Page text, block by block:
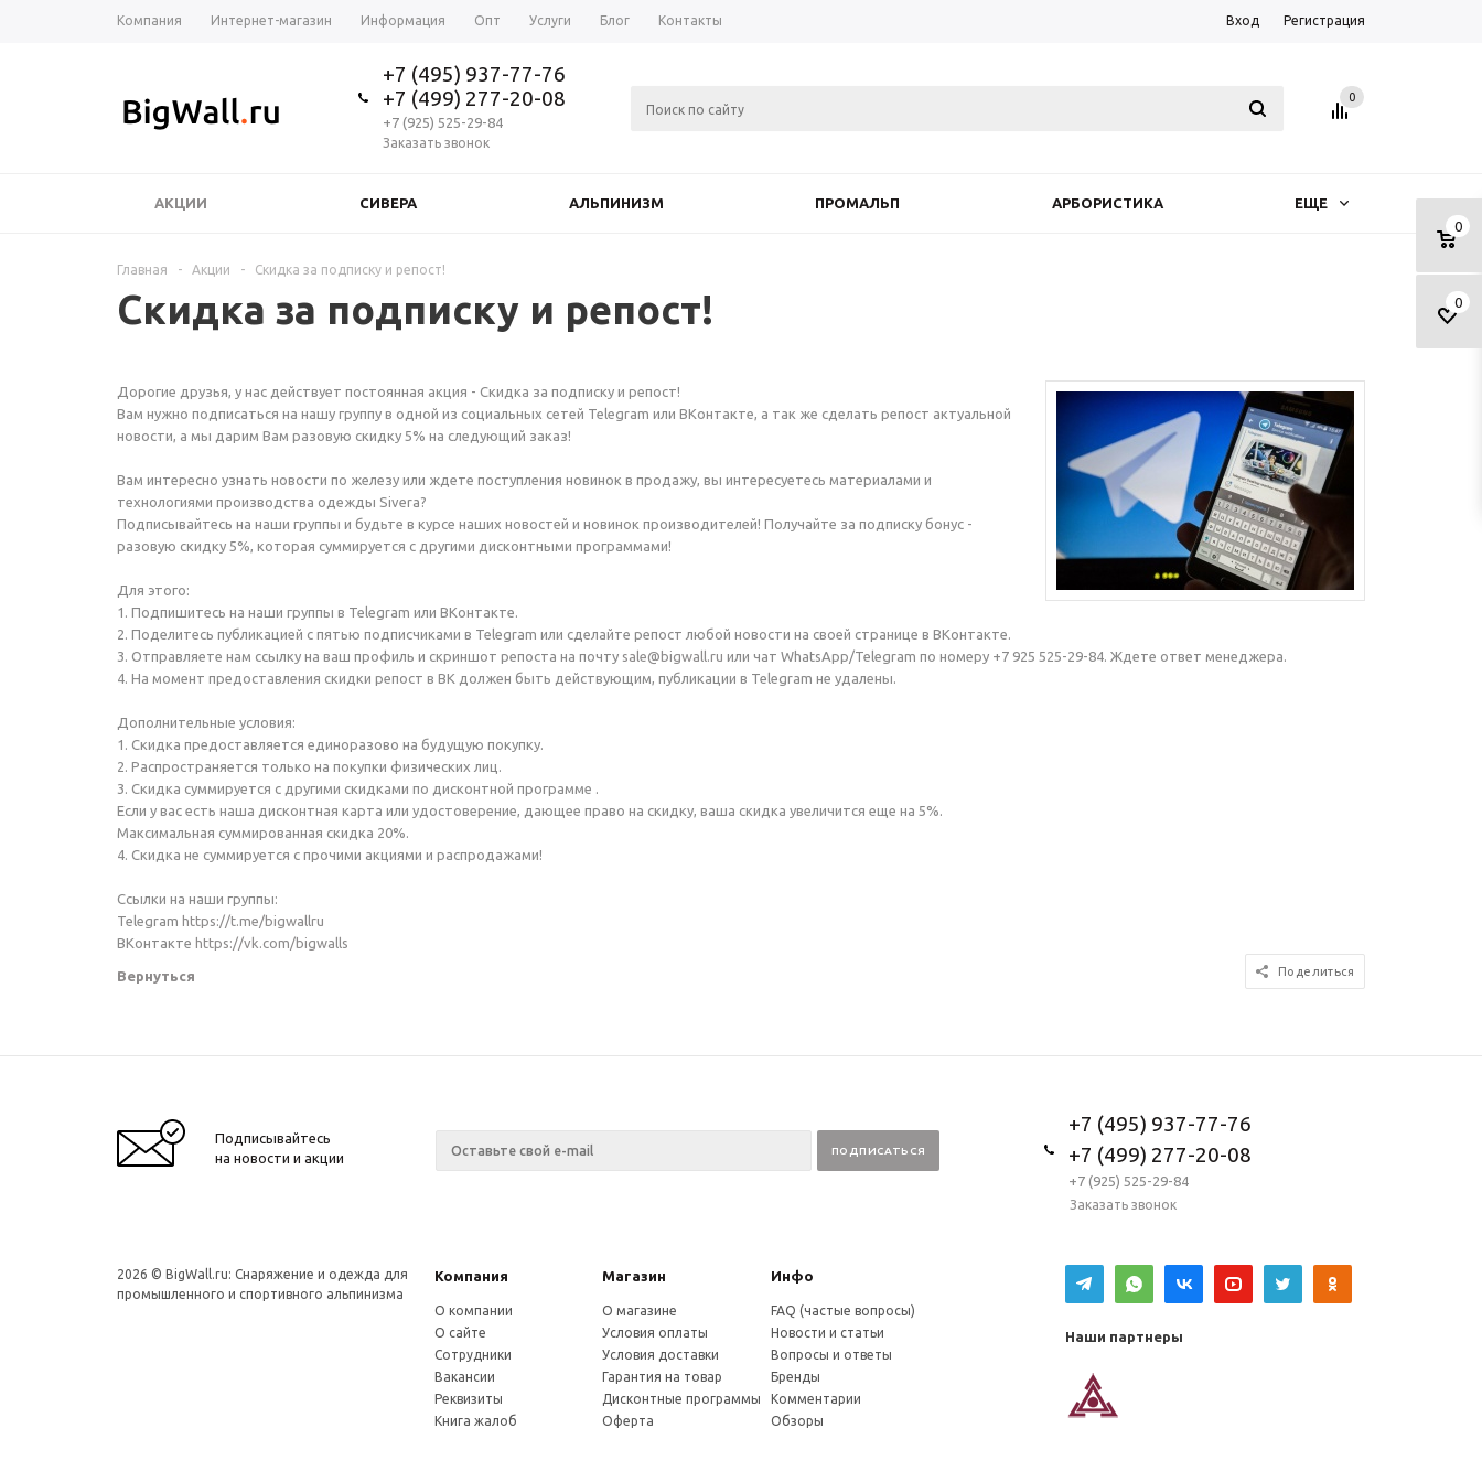
Компания Интернет-магазин Информация Опт Услуги Блог Контакты Вход Регистрация
+7 (495) 937-77-76
+7 (499) 277-20-08
+7 (925) 525-29-84
Заказать звонок
0
0
0
АКЦИИ СИВЕРА АЛЬПИНИЗМ ПРОМАЛЬП АРБОРИСТИКА ЕЩЕ
Главная - Акции - Скидка за подписку и репост!
Скидка за подписку и репост!
Дорогие друзья, у нас действует постоянная акция - Скидка за подписку и репост!
Вам нужно подписаться на нашу группу в одной из социальных сетей Telegram или ВКонтакте, а так же сделать репост актуальной
новости, а мы дарим Вам разовую скидку 5% на следующий заказ!
Вам интересно узнать новости по железу или ждете поступления новинок в продажу, вы интересуетесь материалами и
технологиями производства одежды Sivera?
Подписывайтесь на наши группы и будьте в курсе наших новостей и новинок производителей! Получайте за подписку бонус -
разовую скидку 5%, которая суммируется с другими дисконтными программами!
Для этого:
1. Подпишитесь на наши группы в Telegram или ВКонтакте.
2. Поделитесь публикацией с пятью подписчиками в Telegram или сделайте репост любой новости на своей странице в ВКонтакте.
3. Отправляете нам ссылку на ваш профиль и скриншот репоста на почту sale@bigwall.ru или чат WhatsApp/Telegram по номеру +7 925 525-29-84. Ждете ответ менеджера.
4. На момент предоставления скидки репост в ВК должен быть действующим, публикации в Telegram не удалены.
Дополнительные условия:
1. Скидка предоставляется единоразово на будущую покупку.
2. Распространяется только на покупки физических лиц.
3. Скидка суммируется с другими скидками по дисконтной программе .
Если у вас есть наша дисконтная карта или удостоверение, дающее право на скидку, ваша скидка увеличится еще на 5%.
Максимальная суммированная скидка 20%.
4. Скидка не суммируется с прочими акциями и распродажами!
Ссылки на наши группы:
Telegram https://t.me/bigwallru
ВКонтакте https://vk.com/bigwalls
Вернуться Поделиться
Подписывайтесь
на новости и акции
+7 (495) 937-77-76
+7 (499) 277-20-08
+7 (925) 525-29-84
Заказать звонок
2026 © BigWall.ru: Снаряжение и одежда для
промышленного и спортивного альпинизма
Компания Магазин Инфо
О компании
О сайте
Сотрудники
Вакансии
Реквизиты
Книга жалоб
О магазине
Условия оплаты
Условия доставки
Гарантия на товар
Дисконтные программы
Оферта
FAQ (частые вопросы)
Новости и статьи
Вопросы и ответы
Бренды
Комментарии
Обзоры
Наши партнеры